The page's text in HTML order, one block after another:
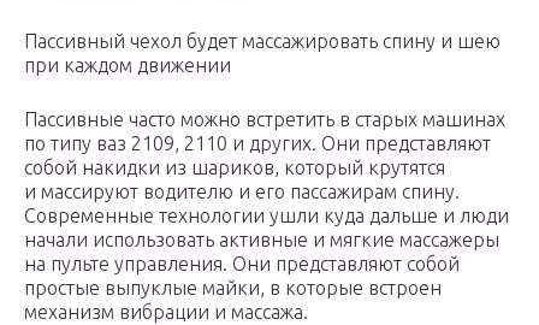
Пассивный чехол будет массажировать спину и шею
при каждом движении
Пассивные часто можно встретить в старых машинах
по типу ваз 2109, 2110 и других. Они представляют
собой накидки из шариков, который крутятся
и массируют водителю и его пассажирам спину.
Современные технологии ушли куда дальше и люди
начали использовать активные и мягкие массажеры
на пульте управления. Они представляют собой
простые выпуклые майки, в которые встроен
механизм вибрации и массажа.